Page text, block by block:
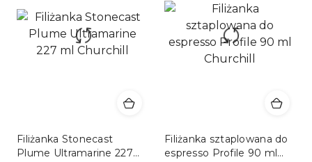
Filiżanka Stonecast
Plume Ultramarine 227
Filiżanka sztaplowana do
espresso Profile 90 ml